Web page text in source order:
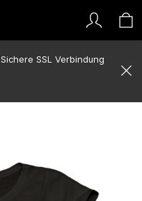
Sichere SSL Verbindung